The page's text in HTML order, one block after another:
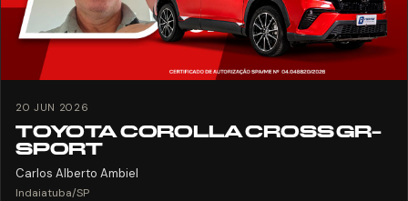
20 JUN 2026
TOYOTA COROLLA CROSS GR-
SPORT
Carlos Alberto Ambiel
Indaiatuba/SP